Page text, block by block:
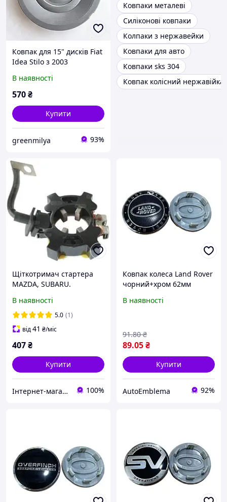
Ковпак для 15" дисків Fiat
Idea Stilo з 2003
мм Код/Артикул 125798
В наявності
570₴
Купити
greenmilya 93%
Ковпаки металеві
Силіконові ковпаки
Колпаки з нержавейки
Ковпаки для авто
Ковпаки sks 304
Ковпак колісний нержавійка
Щіткотримач стартера
MAZDA, SUBARU.
мм
В наявності
5.0 (1)
від41 ₴/міс
407₴
Купити
Інтернет-магазин автозапчастин "StarGo" 100%
Ковпак колеса Land Rover
чорний+хром 62мм
LR173024 (ковпачок)
В наявності
89.05₴
91.80 ₴
Купити
AutoEmblema 92%